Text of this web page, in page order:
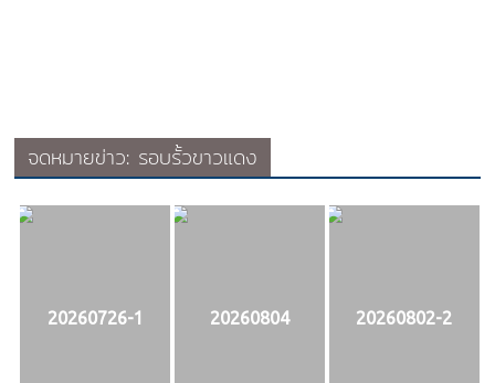
จดหมายข่าว: รอบรั้วขาวแดง
20260726-1 20260804 20260802-2